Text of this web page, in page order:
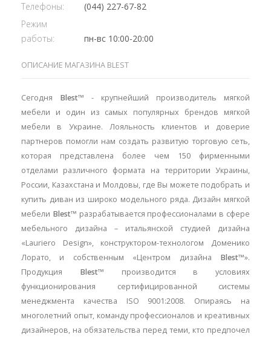
Телефоны:
(044) 227-67-82
Режим
работы:
пн-вс 10:00-20:00
ОПИСАНИЕ МАГАЗИНА BLEST
Сегодня Blest™ - крупнейший производитель мягкой
мебели и один из самых популярных брендов мягкой
мебели в Украине. Лояльность клиентов и доверие
партнеров помогли нам создать развитую торговую сеть,
которая представлена более чем 150 фирменными
отделами различного формата на территории Украины,
России, Казахстана и Молдовы, где Вы можете подобрать и
купить диван из широко модельного ряда. Дизайн мягкой
мебели Blest™ разрабатывается профессионалами в сфере
мебельного дизайна – итальянской студией дизайна
«Lauriero Design», конструктором-технологом Доменико
Лорато, и собственным «Центром дизайна Blest™».
Продукция Blest™ производится в условиях
функционирования сертифицированной системы
менеджмента качества ISO 9001:2008. Опираясь на
многолетний опыт, команду профессионалов и креативных
дизайнеров, на обязательства перед теми, кто предпочел